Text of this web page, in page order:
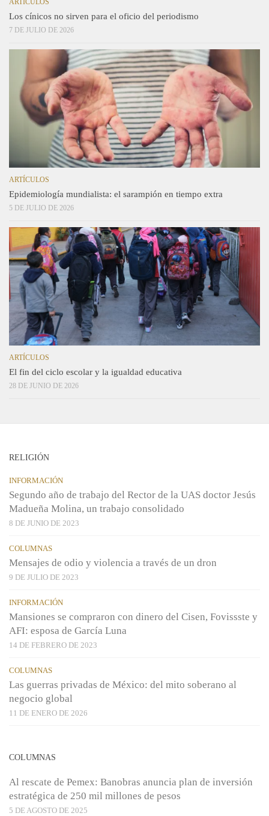
ARTÍCULOS
Los cínicos no sirven para el oficio del periodismo
7 DE JULIO DE 2026
ARTÍCULOS
Epidemiología mundialista: el sarampión en tiempo extra
5 DE JULIO DE 2026
ARTÍCULOS
El fin del ciclo escolar y la igualdad educativa
28 DE JUNIO DE 2026
RELIGIÓN
INFORMACIÓN
Segundo año de trabajo del Rector de la UAS doctor Jesús
Madueña Molina, un trabajo consolidado
8 DE JUNIO DE 2023
COLUMNAS
Mensajes de odio y violencia a través de un dron
9 DE JULIO DE 2023
INFORMACIÓN
Mansiones se compraron con dinero del Cisen, Fovissste y
AFI: esposa de García Luna
14 DE FEBRERO DE 2023
COLUMNAS
Las guerras privadas de México: del mito soberano al
negocio global
11 DE ENERO DE 2026
COLUMNAS
Al rescate de Pemex: Banobras anuncia plan de inversión
estratégica de 250 mil millones de pesos
5 DE AGOSTO DE 2025